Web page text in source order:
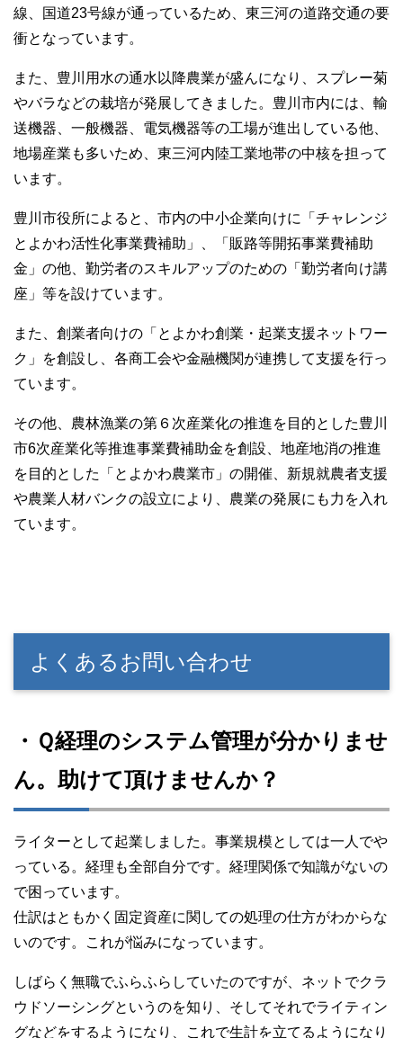
線、国道23号線が通っているため、東三河の道路交通の要
衝となっています。
また、豊川用水の通水以降農業が盛んになり、スプレー菊
やバラなどの栽培が発展してきました。豊川市内には、輸
送機器、一般機器、電気機器等の工場が進出している他、
地場産業も多いため、東三河内陸工業地帯の中核を担って
います。
豊川市役所によると、市内の中小企業向けに「チャレンジ
とよかわ活性化事業費補助」、「販路等開拓事業費補助
金」の他、勤労者のスキルアップのための「勤労者向け講
座」等を設けています。
また、創業者向けの「とよかわ創業・起業支援ネットワー
ク」を創設し、各商工会や金融機関が連携して支援を行っ
ています。
その他、農林漁業の第６次産業化の推進を目的とした豊川
市6次産業化等推進事業費補助金を創設、地産地消の推進
を目的とした「とよかわ農業市」の開催、新規就農者支援
や農業人材バンクの設立により、農業の発展にも力を入れ
ています。
よくあるお問い合わせ
・Ｑ経理のシステム管理が分かりませ
ん。助けて頂けませんか？
ライターとして起業しました。事業規模としては一人でや
っている。経理も全部自分です。経理関係で知識がないの
で困っています。
仕訳はともかく固定資産に関しての処理の仕方がわからな
いのです。これが悩みになっています。
しばらく無職でふらふらしていたのですが、ネットでクラ
ウドソーシングというのを知り、そしてそれでライティン
グなどをするようになり、これで生計を立てるようになり